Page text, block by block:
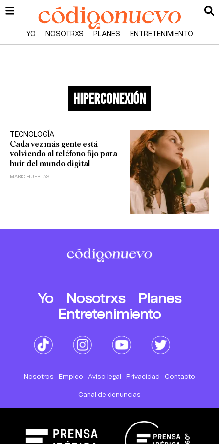
YO NOSOTRXS PLANES ENTRETENIMIENTO
hiperconexión
TECNOLOGÍA
Cada vez más gente está
volviendo al teléfono fijo para
huir del mundo digital
MARIO HUERTAS
Yo Nosotrxs
Planes
Entretenimiento
Nosotros Empleo Aviso legal Privacidad Contacto
Canal de denuncias